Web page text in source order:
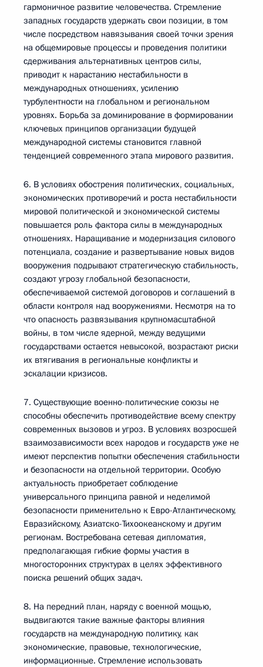
гармоничное развитие человечества. Стремление
западных государств удержать свои позиции, в том
числе посредством навязывания своей точки зрения
на общемировые процессы и проведения политики
сдерживания альтернативных центров силы,
приводит к нарастанию нестабильности в
международных отношениях, усилению
турбулентности на глобальном и региональном
уровнях. Борьба за доминирование в формировании
ключевых принципов организации будущей
международной системы становится главной
тенденцией современного этапа мирового развития.
6. В условиях обострения политических, социальных,
экономических противоречий и роста нестабильности
мировой политической и экономической системы
повышается роль фактора силы в международных
отношениях. Наращивание и модернизация силового
потенциала, создание и развертывание новых видов
вооружения подрывают стратегическую стабильность,
создают угрозу глобальной безопасности,
обеспечиваемой системой договоров и соглашений в
области контроля над вооружениями. Несмотря на то
что опасность развязывания крупномасштабной
войны, в том числе ядерной, между ведущими
государствами остается невысокой, возрастают риски
их втягивания в региональные конфликты и
эскалации кризисов.
7. Существующие военно-политические союзы не
способны обеспечить противодействие всему спектру
современных вызовов и угроз. В условиях возросшей
взаимозависимости всех народов и государств уже не
имеют перспектив попытки обеспечения стабильности
и безопасности на отдельной территории. Особую
актуальность приобретает соблюдение
универсального принципа равной и неделимой
безопасности применительно к Евро-Атлантическому,
Евразийскому, Азиатско-Тихоокеанскому и другим
регионам. Востребована сетевая дипломатия,
предполагающая гибкие формы участия в
многосторонних структурах в целях эффективного
поиска решений общих задач.
8. На передний план, наряду с военной мощью,
выдвигаются такие важные факторы влияния
государств на международную политику, как
экономические, правовые, технологические,
информационные. Стремление использовать